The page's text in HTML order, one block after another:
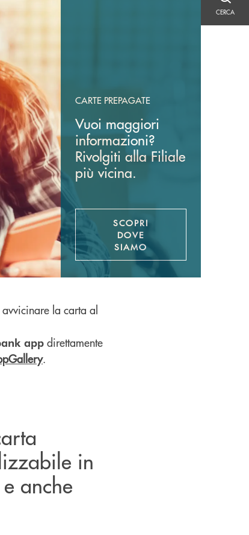
CERCA
CARTE PREPAGATE
Vuoi maggiori
informazioni?
Rivolgiti alla Filiale
più vicina.
SCOPRI
DOVE
SIAMO
avvicinare la carta al
app direttamente
.
in
anche